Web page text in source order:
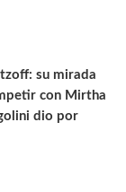
su mirada
con Mirtha
dio por